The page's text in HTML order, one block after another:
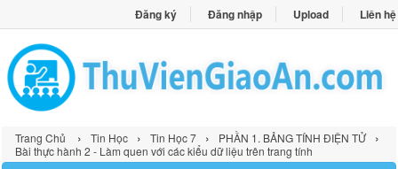
Đăng ký Đăng nhập Upload Liên hệ
Trang Chủ › Tin Học › Tin Học 7 › PHẦN 1. BẢNG TÍNH ĐIỆN TỬ ›
Bài thực hành 2 - Làm quen với các kiểu dữ liệu trên trang tính